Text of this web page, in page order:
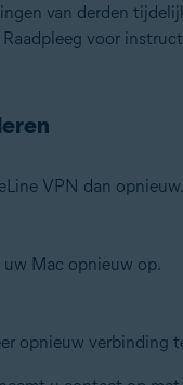
van derden
voor
VPN dan
Mac opnieuw op.
opnieuw verbinding